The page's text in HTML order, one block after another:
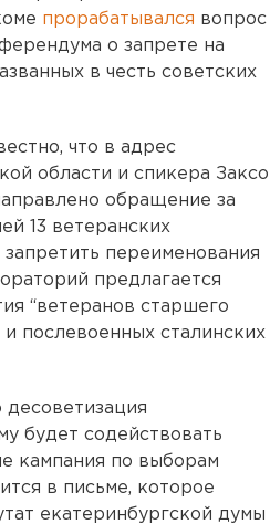
прорабатывался вопрос
о запрете на
в честь советских
что в адрес
области и спикера Заксо
обращение за
13 ветеранских
переименования
предлагается
“ветеранов старшего
послевоенных сталинских
будет содействовать
кампания по выборам
в письме, которое
екатеринбургской думы